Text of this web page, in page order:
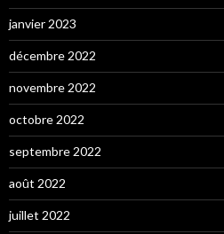
janvier 2023
décembre 2022
novembre 2022
octobre 2022
septembre 2022
août 2022
juillet 2022